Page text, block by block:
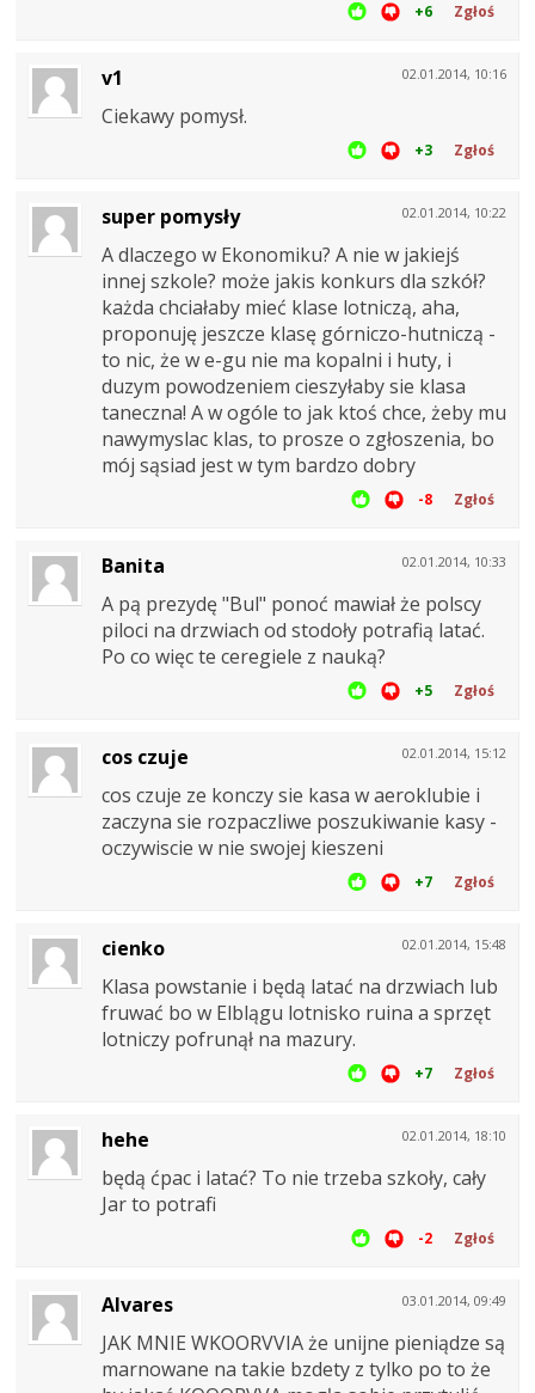
+6 Zgłoś
02.01.2014, 10:16
v1
Ciekawy pomysł.
+3 Zgłoś
02.01.2014, 10:22
super pomysły
A dlaczego w Ekonomiku? A nie w jakiejś
innej szkole? może jakis konkurs dla szkół?
każda chciałaby mieć klase lotniczą, aha,
proponuję jeszcze klasę górniczo-hutniczą -
to nic, że w e-gu nie ma kopalni i huty, i
duzym powodzeniem cieszyłaby sie klasa
taneczna! A w ogóle to jak ktoś chce, żeby mu
nawymyslac klas, to prosze o zgłoszenia, bo
mój sąsiad jest w tym bardzo dobry
-8 Zgłoś
02.01.2014, 10:33
Banita
A pą prezydę "Bul" ponoć mawiał że polscy
piloci na drzwiach od stodoły potrafią latać.
Po co więc te ceregiele z nauką?
+5 Zgłoś
02.01.2014, 15:12
cos czuje
cos czuje ze konczy sie kasa w aeroklubie i
zaczyna sie rozpaczliwe poszukiwanie kasy -
oczywiscie w nie swojej kieszeni
+7 Zgłoś
02.01.2014, 15:48
cienko
Klasa powstanie i będą latać na drzwiach lub
fruwać bo w Elblągu lotnisko ruina a sprzęt
lotniczy pofrunął na mazury.
+7 Zgłoś
02.01.2014, 18:10
hehe
będą ćpac i latać? To nie trzeba szkoły, cały
Jar to potrafi
-2 Zgłoś
03.01.2014, 09:49
Alvares
JAK MNIE WKOORVVIA że unijne pieniądze są
marnowane na takie bzdety z tylko po to że